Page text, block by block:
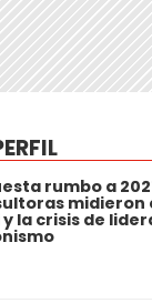
rumbo a
midieron
y la crisis de